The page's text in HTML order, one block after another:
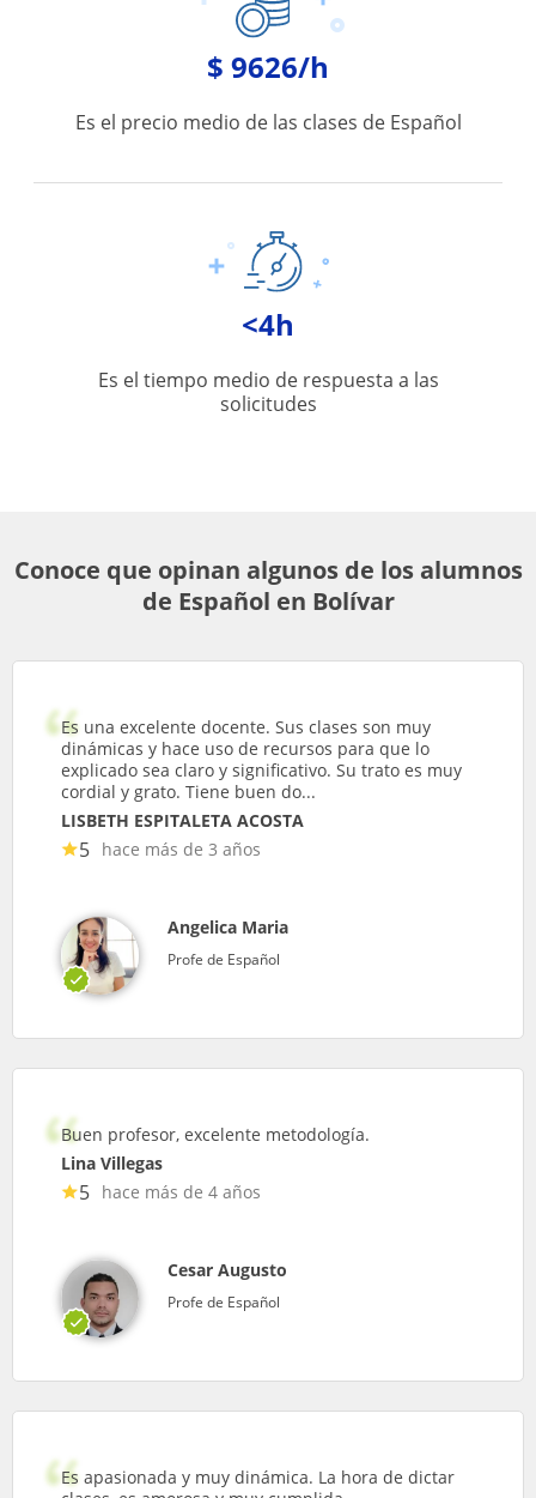
$ 9626/h
Es el precio medio de las clases de Español
<4h
Es el tiempo medio de respuesta a las
solicitudes
Conoce que opinan algunos de los alumnos
de Español en Bolívar
Es una excelente docente. Sus clases son muy
dinámicas y hace uso de recursos para que lo
explicado sea claro y significativo. Su trato es muy
cordial y grato. Tiene buen do...
LISBETH ESPITALETA ACOSTA
5 hace más de 3 años
Angelica Maria
Profe de Español
Buen profesor, excelente metodología.
Lina Villegas
5 hace más de 4 años
Cesar Augusto
Profe de Español
Es apasionada y muy dinámica. La hora de dictar